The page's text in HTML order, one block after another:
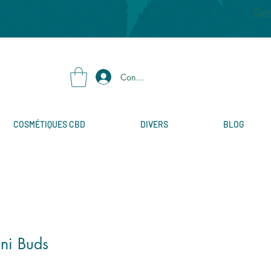
Connexion
COSMÉTIQUES CBD DIVERS BLOG
Buds